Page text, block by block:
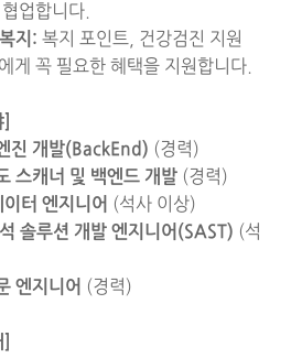
업합니다.
지: 복지 포인트, 건강검진 지원
게 꼭 필요한 혜택을 지원합니다.
진 개발(BackEnd) (경력)
스캐너 및 백엔드 개발 (경력)
터 엔지니어 (석사 이상)
솔루션 개발 엔지니어(SAST) (석
엔지니어 (경력)